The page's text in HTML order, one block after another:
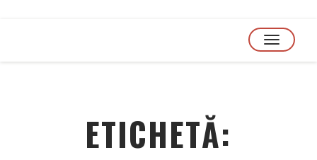
TOGGLE
ETICHETĂ: